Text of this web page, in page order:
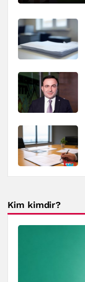
Kim kimdir?